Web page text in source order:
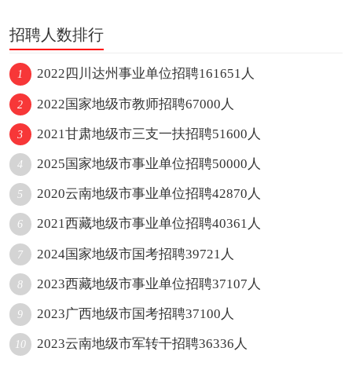
招聘人数排行
1 2022四川达州事业单位招聘161651人
2 2022国家地级市教师招聘67000人
3 2021甘肃地级市三支一扶招聘51600人
4 2025国家地级市事业单位招聘50000人
5 2020云南地级市事业单位招聘42870人
6 2021西藏地级市事业单位招聘40361人
7 2024国家地级市国考招聘39721人
8 2023西藏地级市事业单位招聘37107人
9 2023广西地级市国考招聘37100人
10 2023云南地级市军转干招聘36336人